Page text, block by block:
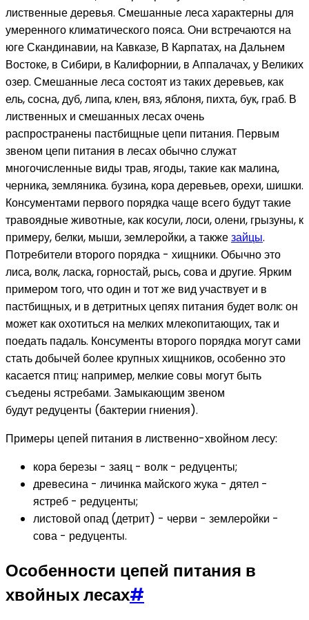
лиственные деревья. Смешанные леса характерны для
умеренного климатического пояса. Они встречаются на
юге Скандинавии, на Кавказе, В Карпатах, на Дальнем
Востоке, в Сибири, в Калифорнии, в Аппалачах, у Великих
озер. Смешанные леса состоят из таких деревьев, как
ель, сосна, дуб, липа, клен, вяз, яблоня, пихта, бук, граб. В
лиственных и смешанных лесах очень
распространены пастбищные цепи питания. Первым
звеном цепи питания в лесах обычно служат
многочисленные виды трав, ягоды, такие как малина,
черника, земляника. бузина, кора деревьев, орехи, шишки.
Консументами первого порядка чаще всего будут такие
травоядные животные, как косули, лоси, олени, грызуны, к
примеру, белки, мыши, землеройки, а такжезайцы.
Потребители второго порядка - хищники. Обычно это
лиса, волк, ласка, горностай, рысь, сова и другие. Ярким
примером того, что один и тот же вид участвует и в
пастбищных, и в детритных цепях питания будет волк: он
может как охотиться на мелких млекопитающих, так и
поедать падаль. Консументы второго порядка могут сами
стать добычей более крупных хищников, особенно это
касается птиц: например, мелкие совы могут быть
съедены ястребами. Замыкающим звеном
будут редуценты (бактерии гниения).
Примеры цепей питания в лиственно-хвойном лесу:
кора березы - заяц - волк - редуценты;
древесина - личинка майского жука - дятел -
ястреб - редуценты;
листовой опад (детрит) - черви - землеройки -
сова - редуценты.
Особенности цепей питания в
хвойных лесах#